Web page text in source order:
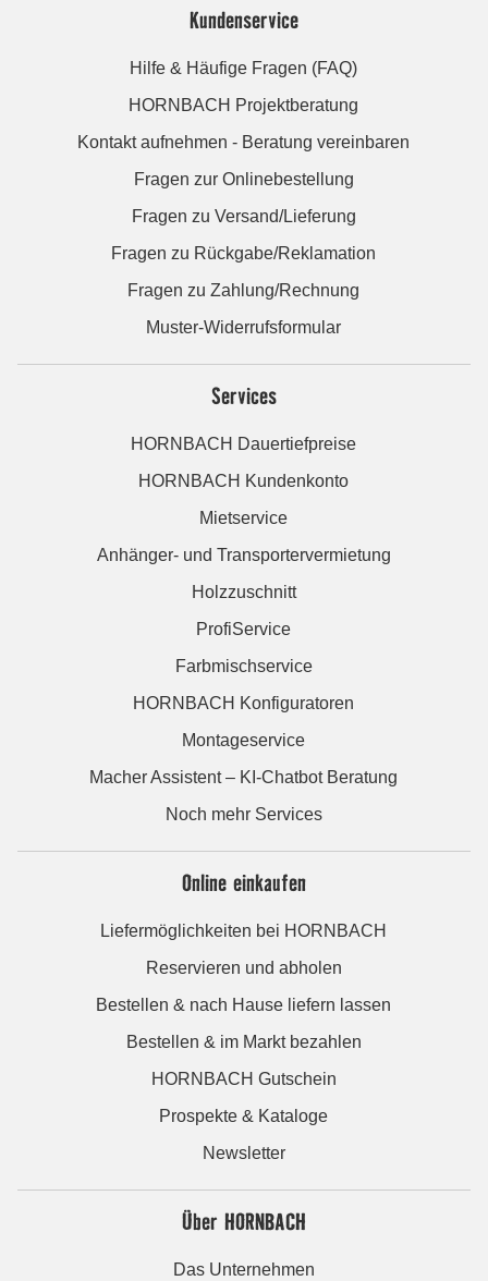
Kundenservice
Hilfe & Häufige Fragen (FAQ)
HORNBACH Projektberatung
Kontakt aufnehmen - Beratung vereinbaren
Fragen zur Onlinebestellung
Fragen zu Versand/Lieferung
Fragen zu Rückgabe/Reklamation
Fragen zu Zahlung/Rechnung
Muster-Widerrufsformular
Services
HORNBACH Dauertiefpreise
HORNBACH Kundenkonto
Mietservice
Anhänger- und Transportervermietung
Holzzuschnitt
ProfiService
Farbmischservice
HORNBACH Konfiguratoren
Montageservice
Macher Assistent – KI-Chatbot Beratung
Noch mehr Services
Online einkaufen
Liefermöglichkeiten bei HORNBACH
Reservieren und abholen
Bestellen & nach Hause liefern lassen
Bestellen & im Markt bezahlen
HORNBACH Gutschein
Prospekte & Kataloge
Newsletter
Über HORNBACH
Das Unternehmen